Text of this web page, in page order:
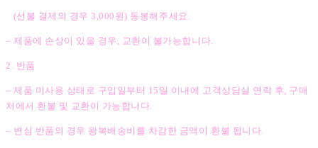
(선불 결제의 경우 3,000원) 동봉해주세요.
– 제품에 손상이 있을 경우, 교환이 불가능합니다.
2. 반품
– 제품 미사용 상태로 구입일부터 15일 이내에 고객상담실 연락 후, 구매
처에서 환불 및 교환이 가능합니다.
– 변심 반품의 경우 왕복배송비를 차감한 금액이 환불 됩니다.